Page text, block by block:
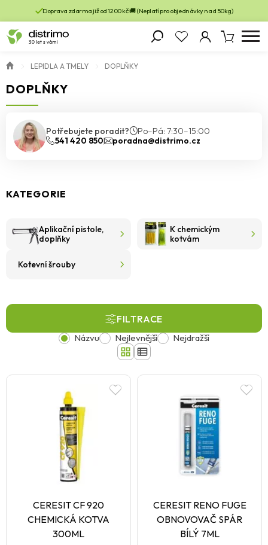
Doprava zdarma již od 1200 kč 🚚 (Neplatí pro objednávky nad 50kg)
LEPIDLA A TMELY DOPLŇKY
DOPLŇKY
Potřebujete poradit?
Po–Pá: 7:30–15:00
541 420 850
poradna@distrimo.cz
KATEGORIE
Aplikační pistole,
doplňky
K chemickým
kotvám
Kotevní šrouby
FILTRACE
Názvu Nejlevnější Nejdražší
CERESIT CF 920
CHEMICKÁ KOTVA
300ML
CERESIT RENO FUGE
OBNOVOVAČ SPÁR
BÍLÝ 7ML